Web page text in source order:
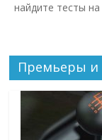
найдите тесты
Премьеры и